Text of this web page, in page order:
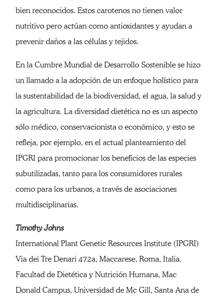
bien reconocidos. Estos carotenos no tienen valor
nutritivo pero actúan como antioxidantes y ayudan a
prevenir daños a las células y tejidos.
En la Cumbre Mundial de Desarrollo Sostenible se hizo
un llamado a la adopción de un enfoque holístico para
la sustentabilidad de la biodiversidad, el agua, la salud y
la agricultura. La diversidad dietética no es un aspecto
sólo médico, conservacionista o económico, y esto se
refleja, por ejemplo, en el actual planteamiento del
IPGRI para promocionar los beneficios de las especies
subutilizadas, tanto para los consumidores rurales
como para los urbanos, a través de asociaciones
multidisciplinarias.
Timothy Johns
International Plant Genetic Resources Institute (IPGRI)
Via dei Tre Denari 472a, Maccarese, Roma, Italia.
Facultad de Dietética y Nutrición Humana, Mac
Donald Campus, Universidad de Mc Gill, Santa Ana de